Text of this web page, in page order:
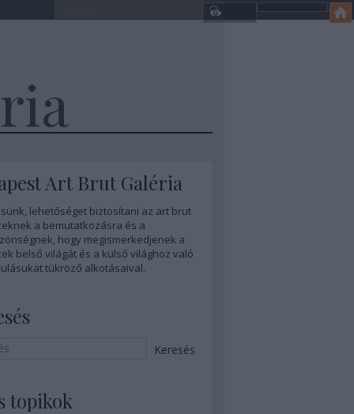
Art Brut Galéria
lehetőséget biztosítani az art brut
a bemutatkozásra és a
hogy megismerkedjenek a
belső világát és a külső világhoz való
tükröző alkotásaival.
topikok